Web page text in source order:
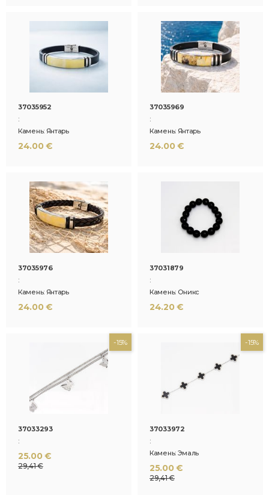
37035952
:
Камень: Янтарь
24.00 €
37035969
:
Камень: Янтарь
24.00 €
37035976
:
Камень: Янтарь
24.00 €
37031879
:
Камень: Оникс
24.20 €
-15%
37033293
:
25.00 €
29,41 €
-15%
37033972
:
Камень: Эмаль
25.00 €
29,41 €